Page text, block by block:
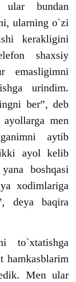
bundan
ularning o`zi
kerakligini
shaxsiy
emasligimni
urindim.
ber”, deb
men
aytib
ayol kelib
boshqasi
xodimlariga
deya baqira
to`xtatishga
hamkasblarim
Men ular